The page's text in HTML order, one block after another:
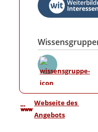
Webseite des
Angebots